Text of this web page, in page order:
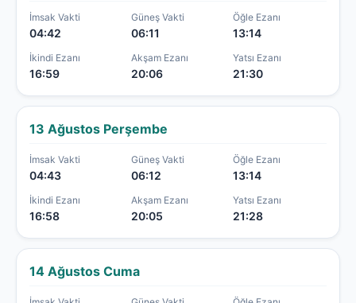
İmsak Vakti
04:42
Güneş Vakti
06:11
Öğle Ezanı
13:14
İkindi Ezanı
16:59
Akşam Ezanı
20:06
Yatsı Ezanı
21:30
13 Ağustos Perşembe
İmsak Vakti
04:43
Güneş Vakti
06:12
Öğle Ezanı
13:14
İkindi Ezanı
16:58
Akşam Ezanı
20:05
Yatsı Ezanı
21:28
14 Ağustos Cuma